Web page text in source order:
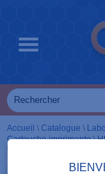
Accueil \ Catalogue \
Cartouche imprimante\
\